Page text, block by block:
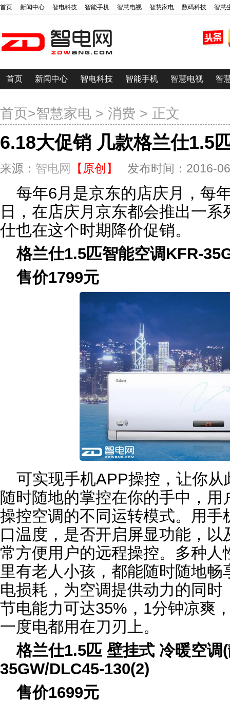
首页 新闻中心 智电科技 智能手机 智慧电视 智慧家电 数码科技 智慧
首页 新闻中心 智电科技 智能手机 智慧电视 智
首页>智慧家电 > 消费 > 正文
6.18大促销 几款格兰仕1.5
来源： 智电网 【原创】 发布时间：2016-
每年6月是京东的店庆月，每
日，在店庆月京东都会推出一
仕也在这个时期降价促销。
格兰仕1.5匹智能空调KFR-
售价1799元
可实现手机APP操控，让你
随时随地的掌控在你的手中，
操控空调的不同运转模式。用
口温度，是否开启屏显功能，
常方便用户的远程操控。多种
里有老人小孩，都能随时随地
电损耗，为空调提供动力的同
节电能力可达35%，1分钟凉爽
一度电都用在刀刃上。
格兰仕1.5匹 壁挂式 冷暖空调
35GW/DLC45-130(2)
售价1699元